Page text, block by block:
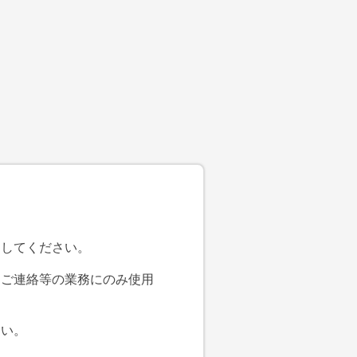
てください。
連絡等の業務にのみ使用
。